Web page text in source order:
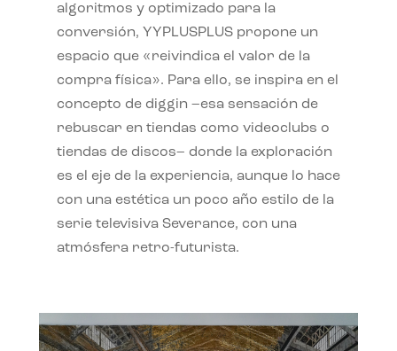
algoritmos y optimizado para la
conversión, YYPLUSPLUS propone un
espacio que «reivindica el valor de la
compra física». Para ello, se inspira en el
concepto de diggin –esa sensación de
rebuscar en tiendas como videoclubs o
tiendas de discos– donde la exploración
es el eje de la experiencia, aunque lo hace
con una estética un poco año estilo de la
serie televisiva Severance, con una
atmósfera retro-futurista.